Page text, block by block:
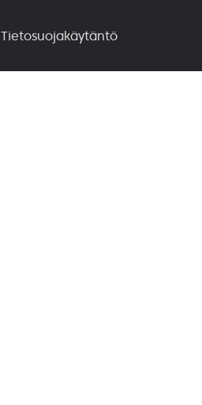
Tietosuojakäytäntö